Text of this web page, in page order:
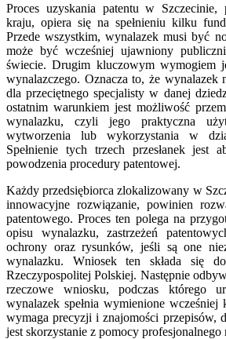
Proces uzyskania patentu w
kraju, opiera się na spełnieniu kilku
Przede wszystkim, wynalazek musi być
może być wcześniej ujawniony
świecie. Drugim kluczowym wymogiem
wynalazczego. Oznacza to, że wynalazek
dla przeciętnego specjalisty w danej
ostatnim warunkiem jest możliwość
wynalazku, czyli jego praktyczna
wytworzenia lub wykorzystania w
Spełnienie tych trzech przesłanek jest
powodzenia procedury patentowej.
Każdy przedsiębiorca zlokalizowany w
innowacyjne rozwiązanie, powinien
patentowego. Proces ten polega na
opisu wynalazku, zastrzeżeń
ochrony oraz rysunków, jeśli są one
wynalazku. Wniosek ten składa się
Rzeczypospolitej Polskiej. Następnie
rzeczowe wniosku, podczas którego
wynalazek spełnia wymienione wcześniej
wymaga precyzji i znajomości przepisów,
jest skorzystanie z pomocy profesjonalnego